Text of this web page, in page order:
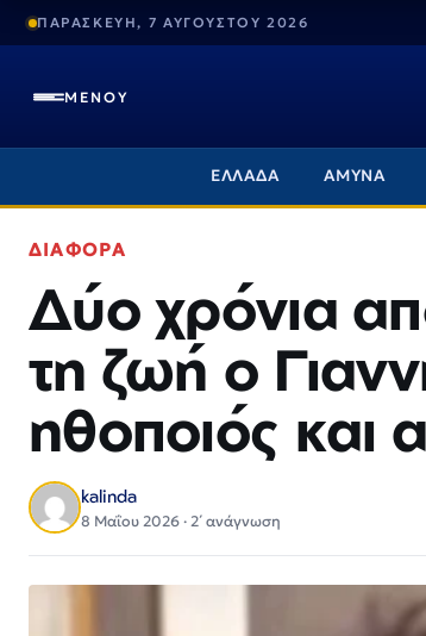
ΠΑΡΑΣΚΕΥΗ, 7 ΑΥΓΟΥΣΤΟΥ 2026
ΜΕΝΟΥ
ΕΛΛΑΔΑ ΑΜΥΝΑ
ΔΙΑΦΟΡΑ
Δύο χρόνια
τη ζωή ο
ηθοποιός και
kalinda
8 Μαΐου 2026 · 2΄ ανάγνωση